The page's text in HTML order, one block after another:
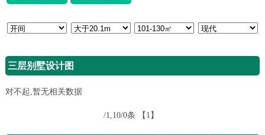
三层别墅设计图
对不起,暂无相关数据
/1,10/0条 【1】